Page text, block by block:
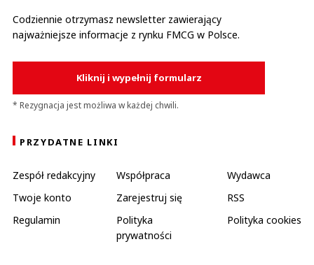
Codziennie otrzymasz newsletter zawierający
najważniejsze informacje z rynku FMCG w Polsce.
Kliknij i wypełnij formularz
* Rezygnacja jest możliwa w każdej chwili.
PRZYDATNE LINKI
Zespół redakcyjny Współpraca
Wydawca
Twoje konto
Zarejestruj się
RSS
Regulamin
Polityka
prywatności
Polityka cookies